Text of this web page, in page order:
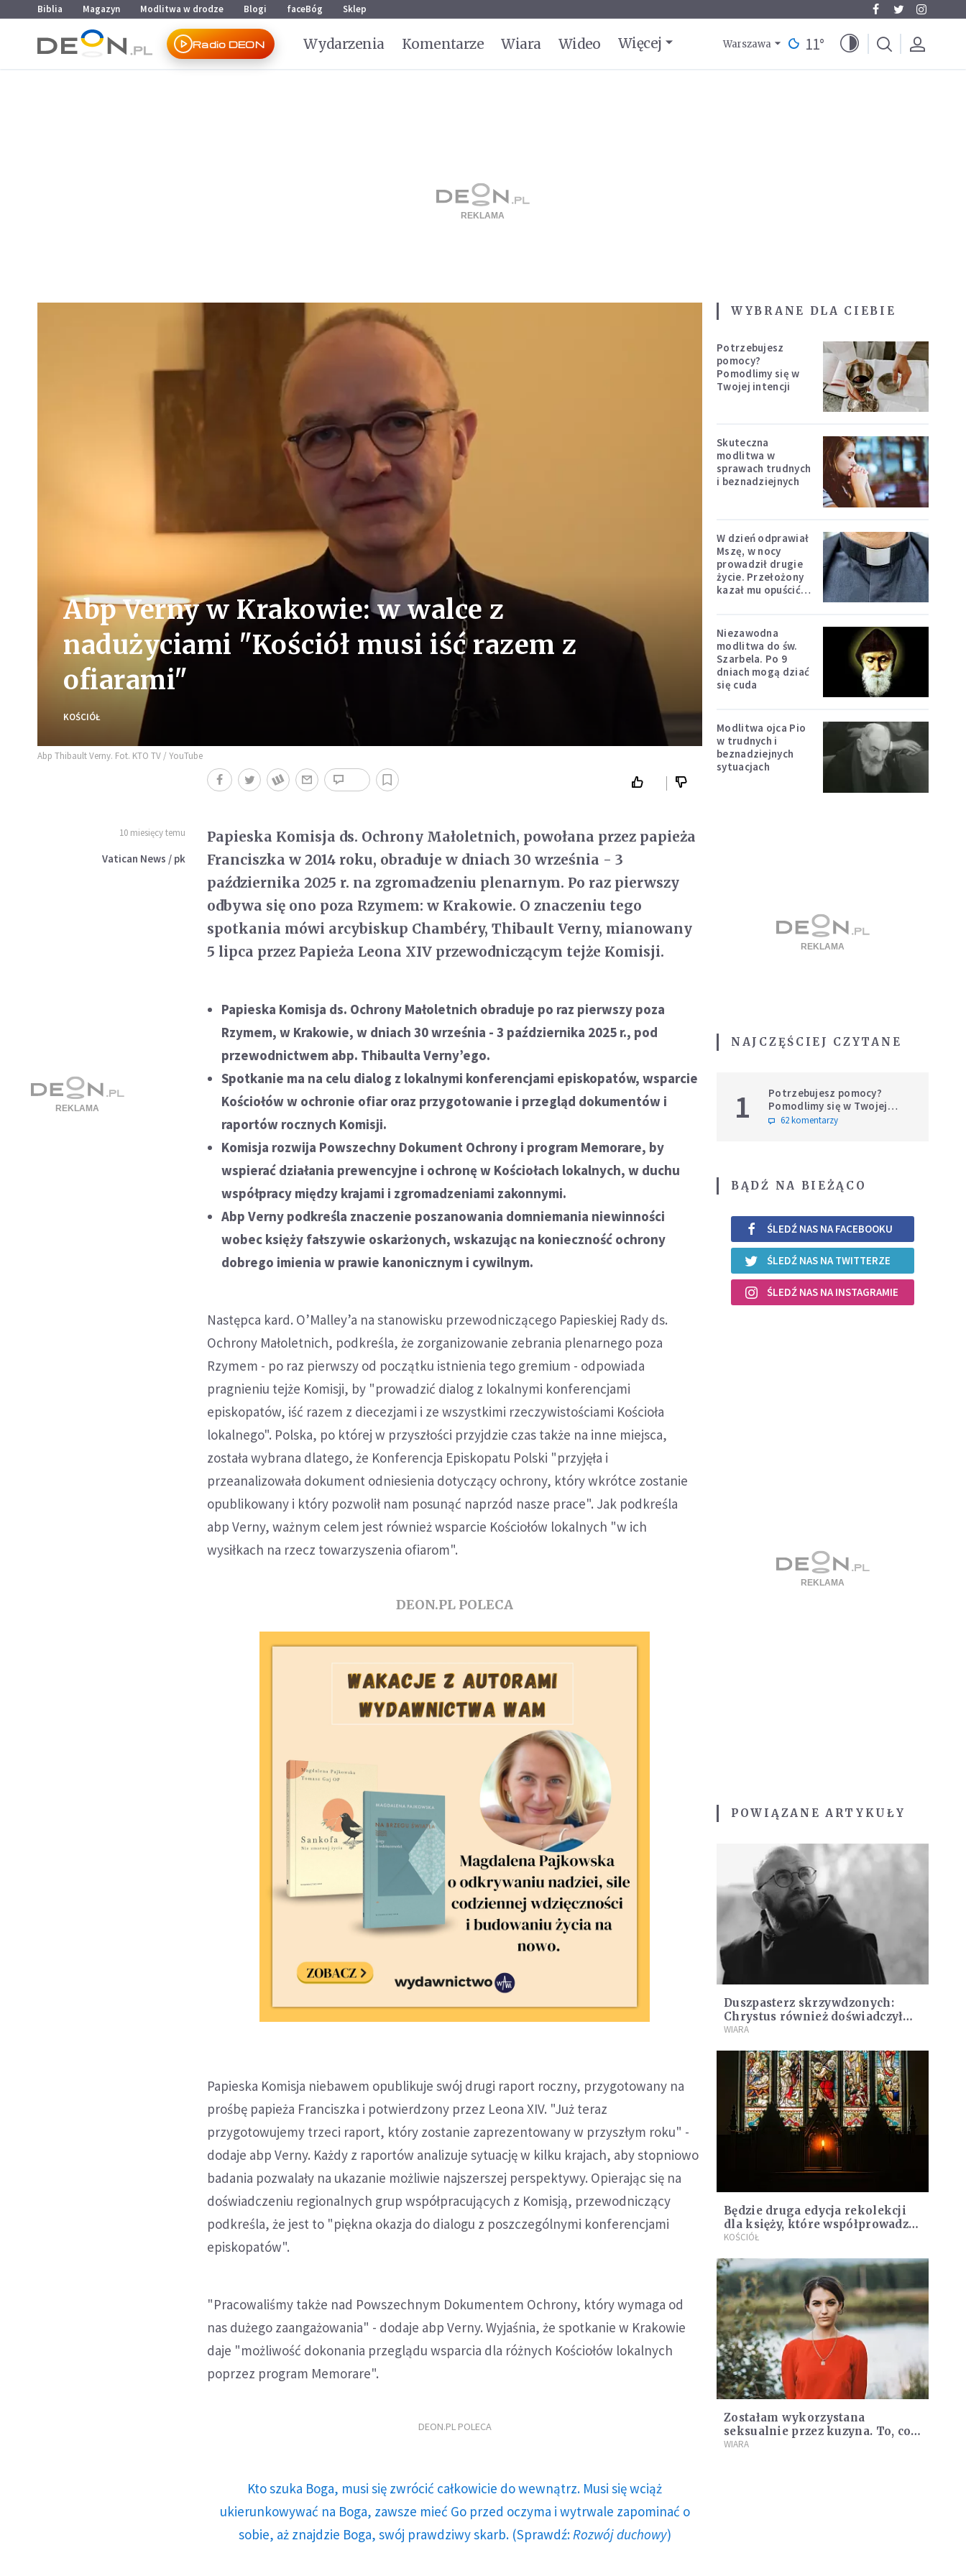
Przejdź do menu głównego
Przejdź do treści
Biblia Magazyn Modlitwa w drodze Blogi faceBóg Sklep
Radio DEON Wydarzenia Komentarze Wiara Wideo Więcej Warszawa 11°
Abp Verny w Krakowie: w walce z
nadużyciami "Kościół musi iść razem z
ofiarami"
KOŚCIÓŁ
Abp Thibault Verny. Fot. KTO TV / YouTube
10 miesięcy temu
Vatican News / pk
Papieska Komisja ds. Ochrony Małoletnich, powołana przez papieża
Franciszka w 2014 roku, obraduje w dniach 30 września - 3
października 2025 r. na zgromadzeniu plenarnym. Po raz pierwszy
odbywa się ono poza Rzymem: w Krakowie. O znaczeniu tego
spotkania mówi arcybiskup Chambéry, Thibault Verny, mianowany
5 lipca przez Papieża Leona XIV przewodniczącym tejże Komisji.
Papieska Komisja ds. Ochrony Małoletnich obraduje po raz pierwszy poza
Rzymem, w Krakowie, w dniach 30 września - 3 października 2025 r., pod
przewodnictwem abp. Thibaulta Verny’ego.
Spotkanie ma na celu dialog z lokalnymi konferencjami episkopatów, wsparcie
Kościołów w ochronie ofiar oraz przygotowanie i przegląd dokumentów i
raportów rocznych Komisji.
Komisja rozwija Powszechny Dokument Ochrony i program Memorare, by
wspierać działania prewencyjne i ochronę w Kościołach lokalnych, w duchu
współpracy między krajami i zgromadzeniami zakonnymi.
Abp Verny podkreśla znaczenie poszanowania domniemania niewinności
wobec księży fałszywie oskarżonych, wskazując na konieczność ochrony
dobrego imienia w prawie kanonicznym i cywilnym.
Następca kard. O’Malley’a na stanowisku przewodniczącego Papieskiej Rady ds.
Ochrony Małoletnich, podkreśla, że zorganizowanie zebrania plenarnego poza
Rzymem - po raz pierwszy od początku istnienia tego gremium - odpowiada
pragnieniu tejże Komisji, by "prowadzić dialog z lokalnymi konferencjami
episkopatów, iść razem z diecezjami i ze wszystkimi rzeczywistościami Kościoła
lokalnego". Polska, po której w przyszłości przyjdzie czas także na inne miejsca,
została wybrana dlatego, że Konferencja Episkopatu Polski "przyjęła i
przeanalizowała dokument odniesienia dotyczący ochrony, który wkrótce zostanie
opublikowany i który pozwolił nam posunąć naprzód nasze prace". Jak podkreśla
abp Verny, ważnym celem jest również wsparcie Kościołów lokalnych "w ich
wysiłkach na rzecz towarzyszenia ofiarom".
DEON.PL POLECA
Papieska Komisja niebawem opublikuje swój drugi raport roczny, przygotowany na
prośbę papieża Franciszka i potwierdzony przez Leona XIV. "Już teraz
przygotowujemy trzeci raport, który zostanie zaprezentowany w przyszłym roku" -
dodaje abp Verny. Każdy z raportów analizuje sytuację w kilku krajach, aby stopniowo
badania pozwalały na ukazanie możliwie najszerszej perspektywy. Opierając się na
doświadczeniu regionalnych grup współpracujących z Komisją, przewodniczący
podkreśla, że jest to "piękna okazja do dialogu z poszczególnymi konferencjami
episkopatów".
"Pracowaliśmy także nad Powszechnym Dokumentem Ochrony, który wymaga od
nas dużego zaangażowania" - dodaje abp Verny. Wyjaśnia, że spotkanie w Krakowie
daje "możliwość dokonania przeglądu wsparcia dla różnych Kościołów lokalnych
poprzez program Memorare".
DEON.PL POLECA
Kto szuka Boga, musi się zwrócić całkowicie do wewnątrz. Musi się wciąż
ukierunkowywać na Boga, zawsze mieć Go przed oczyma i wytrwale zapominać o
sobie, aż znajdzie Boga, swój prawdziwy skarb. (Sprawdź: Rozwój duchowy)
WYBRANE DLA CIEBIE
Potrzebujesz
pomocy?
Pomodlimy się w
Twojej intencji
Skuteczna
modlitwa w
sprawach trudnych
i beznadziejnych
W dzień odprawiał
Mszę, w nocy
prowadził drugie
życie. Przełożony
kazał mu opuścić
Niezawodna
modlitwa do św.
Szarbela. Po 9
dniach mogą dziać
się cuda
Modlitwa ojca Pio
w trudnych i
beznadziejnych
sytuacjach
NAJCZĘŚCIEJ CZYTANE
1
Potrzebujesz pomocy?
Pomodlimy się w Twojej
intencji
62 komentarzy
BĄDŹ NA BIEŻĄCO
ŚLEDŹ NAS NA FACEBOOKU
ŚLEDŹ NAS NA TWITTERZE
ŚLEDŹ NAS NA INSTAGRAMIE
POWIĄZANE ARTYKUŁY
Duszpasterz skrzywdzonych:
Chrystus również doświadczył
przemocy seksualnej
WIARA
Będzie druga edycja rekolekcji
dla księży, które współprowadzą
osoby skrzywdzone i bp Ważny
KOŚCIÓŁ
Zostałam wykorzystana
seksualnie przez kuzyna. To, co
wydarzyło się po 35 latach, mogę
WIARA